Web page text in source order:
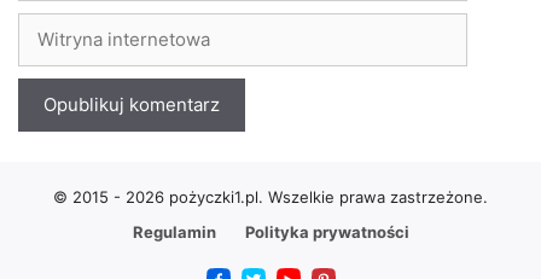
internetowa
© 2015 - 2026 pożyczki1.pl. Wszelkie prawa zastrzeżone.
Regulamin
Polityka prywatności